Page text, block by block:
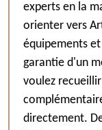
experts en la
orienter vers
équipements
garantie d'un
voulez
directement.